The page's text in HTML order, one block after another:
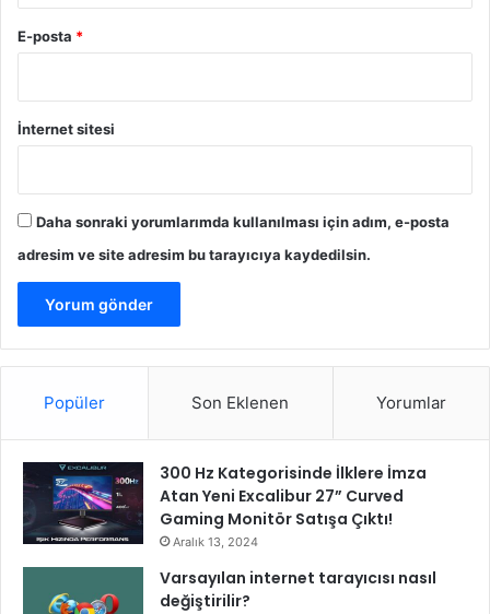
a
ş
ı
E-posta *
İnternet sitesi
Daha sonraki yorumlarımda kullanılması için adım, e-posta
adresim ve site adresim bu tarayıcıya kaydedilsin.
Popüler Son Eklenen Yorumlar
300 Hz Kategorisinde İlklere İmza
Atan Yeni Excalibur 27” Curved
Gaming Monitör Satışa Çıktı!
Aralık 13, 2024
Varsayılan internet tarayıcısı nasıl
değiştirilir?